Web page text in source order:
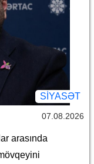
SİYASƏT
07.08.2026
arasında